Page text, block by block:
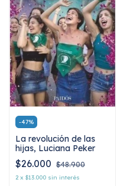
-47%
La revolución de las
hijas, Luciana Peker
$26.000 $48.900
2 x $13.000 sin interés